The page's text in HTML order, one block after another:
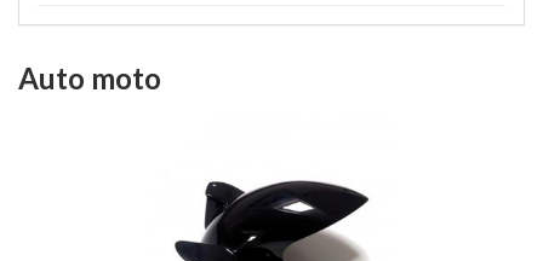
Auto moto